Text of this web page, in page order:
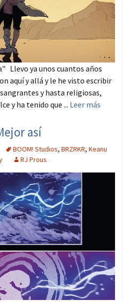
Llevo ya unos cuantos años
aquí y allá y le he visto escribir
y hasta religiosas,
y ha tenido que ... Leer más
así
BOOM! Studios, BRZRKR, Keanu
RJ Prous